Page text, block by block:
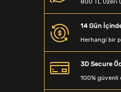
Dalış Aksesuarları
Sporcu Saç Bandı
Kamp Matarası
800 TL Üzeri
14 Gün
Herhangi bir
3D Secure
100% güvenli